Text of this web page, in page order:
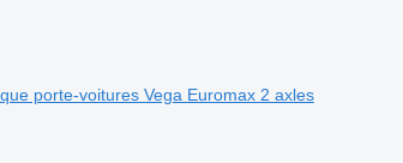
porte-voitures Vega Euromax 2 axles